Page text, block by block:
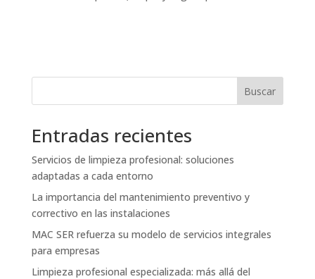
Buscar
Entradas recientes
Servicios de limpieza profesional: soluciones
adaptadas a cada entorno
La importancia del mantenimiento preventivo y
correctivo en las instalaciones
MAC SER refuerza su modelo de servicios integrales
para empresas
Limpieza profesional especializada: más allá del